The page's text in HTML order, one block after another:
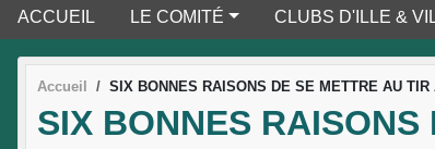
ACCUEIL LE COMITÉ CLUBS D'ILLE &
Accueil SIX BONNES RAISONS DE SE METTRE AU TIR
SIX BONNES